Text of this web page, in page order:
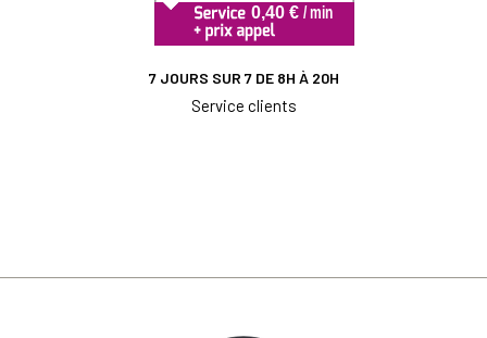
7 JOURS SUR 7 DE 8H À 20H
Service clients